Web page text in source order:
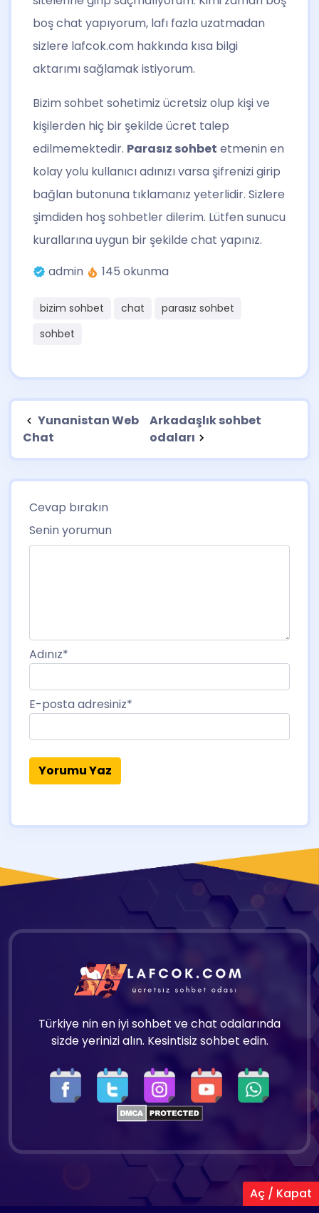
boşchat yapıyorum, lafı fazla uzatmadan
sizlere lafcok.com hakkında kısa bilgi
aktarımı sağlamak istiyorum.
Bizim sohbet sohetimiz ücretsiz olup kişi ve
kişilerden hiç bir şekilde ücret talep
edilmemektedir. Parasız sohbet etmenin en
kolay yolu kullanıcı adınızı varsa şifrenizi girip
bağlan butonuna tıklamanız yeterlidir. Sizlere
şimdiden hoş sohbetler dilerim. Lütfen sunucu
kurallarına uygun bir şekilde chat yapınız.
admin
145 okunma
bizim sohbet chat
parasız sohbet
sohbet
Yunanistan Web
Chat
Arkadaşlık sohbet
odaları
Cevap bırakın
Senin yorumun
Adınız*
E-posta adresiniz*
Türkiye nin en iyi sohbet ve chat odalarında
sizde yerinizi alın. Kesintisiz sohbet edin.
Aç / Kapat